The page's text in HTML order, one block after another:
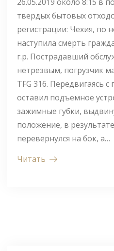
твердых бытовых
регистрации: Чехия, по
наступила смерть
г.р. Пострадавший
нетрезвым, погрузчик
TFG 316. Передвигаясь
оставил подъемное
зажимные губки,
положение, в
перевернулся на бок, а…
Читать